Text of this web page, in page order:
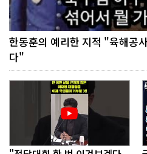
한동훈의 예리한 지적 "육해공
다"